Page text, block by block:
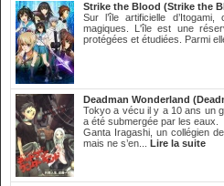
Strike the Blood (Strike the
Sur l’île artificielle
magiques. L'île est une
protégées et étudiées. Parmi
Deadman Wonderland
Tokyo a vécu il y a 10 ans un
a été submergée par les eaux.
Ganta Iragashi, un collégien
mais ne s’en... Lire la suite